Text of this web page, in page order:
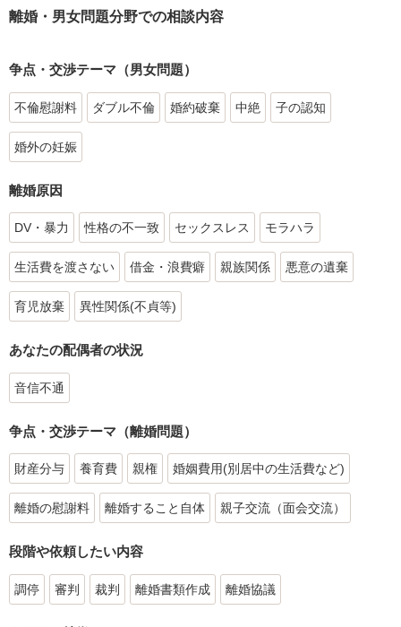
離婚・男女問題分野での相談内容
争点・交渉テーマ（男女問題）
不倫慰謝料 ダブル不倫 婚約破棄 中絶 子の認知
婚外の妊娠
離婚原因
DV・暴力 性格の不一致 セックスレス モラハラ
生活費を渡さない 借金・浪費癖 親族関係 悪意の遺棄
育児放棄 異性関係(不貞等)
あなたの配偶者の状況
音信不通
争点・交渉テーマ（離婚問題）
財産分与 養育費 親権 婚姻費用(別居中の生活費など)
離婚の慰謝料 離婚すること自体 親子交流（面会交流）
段階や依頼したい内容
調停 審判 裁判 離婚書類作成 離婚協議